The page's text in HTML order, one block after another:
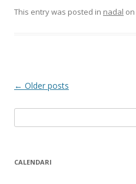
This entry was posted in nadal on
Post
← Older posts
e
CALENDARI